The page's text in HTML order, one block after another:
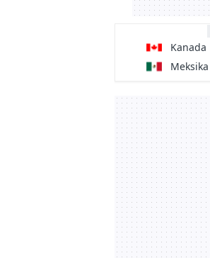
Kanada
Meksika